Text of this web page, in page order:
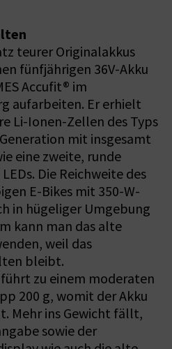
teurer Originalakkus
fünfjährigen 36V-Akku
Accufit® im
aufarbeiten. Er erhielt
Li-Ionen-Zellen des Typs
mit insgesamt
eine zweite, runde
Die Reichweite des
E-Bikes mit 350-­W-
in hügeliger Umgebung
kann man das alte
weil das
bleibt.
zu einem moderaten
200 g, womit der Akku
Mehr ins Gewicht fällt,
sowie der